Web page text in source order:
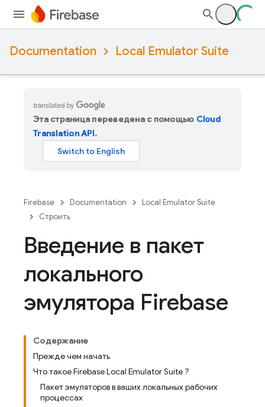
Documentation Local Emulator Suite
Эта страница переведена с помощью Cloud
Translation API.
Firebase Documentation
Local Emulator Suite
Строить
Введение в пакет
локального
эмулятора Firebase
Содержание
Прежде чем начать
Что такое Firebase Local Emulator Suite ?
Пакет эмуляторов в ваших локальных рабочих
процессах